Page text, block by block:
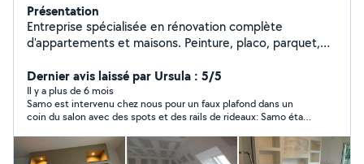
Présentation
Entreprise spécialisée en rénovation complète
d'appartements et maisons. Peinture, placo, parquet,
décennale. Chantier propre, devis rapide et suivi sérieux
du projet.
Dernier avis laissé par Ursula : 5/5
Il y a plus de 6 mois
Samo est intervenu chez nous pour un faux plafond dans un
coin du salon avec des spots et des rails de rideaux: Samo était
travail très propre et bien fait: nous sommes très content du
résultat, que nous trouvons magnifique.